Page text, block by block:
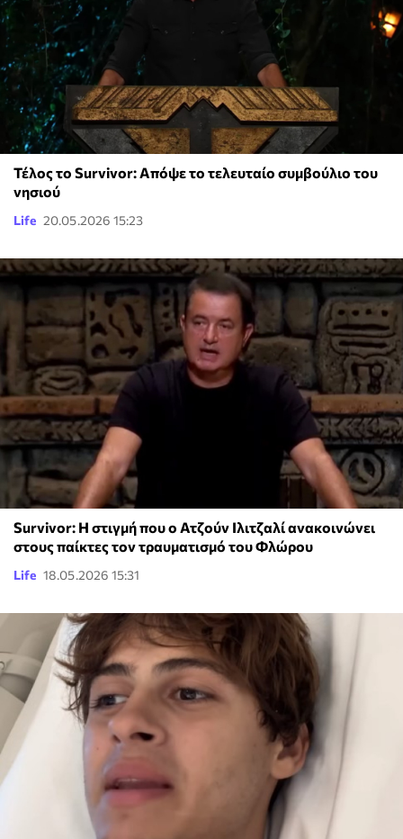
Τέλος το Survivor: Απόψε το τελευταίο συμβούλιο του
νησιού
Life 20.05.2026 15:23
Survivor: Η στιγμή που ο Ατζούν Ιλιτζαλί ανακοινώνει
στους παίκτες τον τραυματισμό του Φλώρου
Life 18.05.2026 15:31